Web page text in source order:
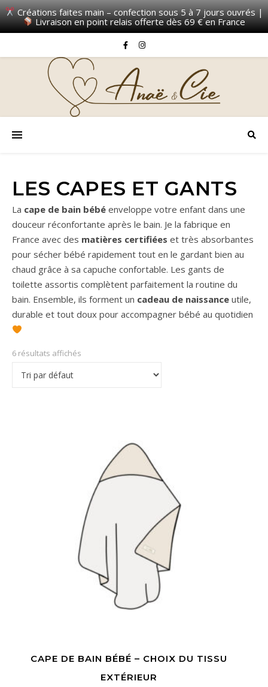
Créations faites main – confection sous 5 à 7 jours ouvrés |
Livraison en point relais offerte dès 69 € en France
LES CAPES ET GANTS
La cape de bain bébé enveloppe votre enfant dans une
douceur réconfortante après le bain. Je la fabrique en
France avec des matières certifiées et très absorbantes
pour sécher bébé rapidement tout en le gardant bien au
chaud grâce à sa capuche confortable. Les gants de
toilette assortis complètent parfaitement la routine du
bain. Ensemble, ils forment un cadeau de naissance utile,
durable et tout doux pour accompagner bébé au quotidien
6 résultats affichés
CAPE DE BAIN BÉBÉ – CHOIX DU TISSU
EXTÉRIEUR